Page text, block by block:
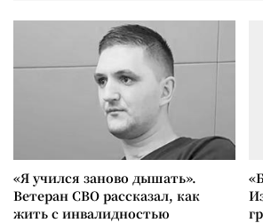
«Я учился заново дышать».
Ветеран СВО рассказал, как
жить с инвалидностью